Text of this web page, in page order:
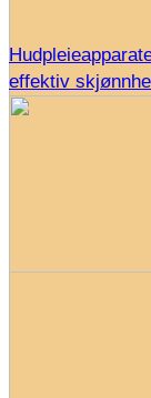
effektiv